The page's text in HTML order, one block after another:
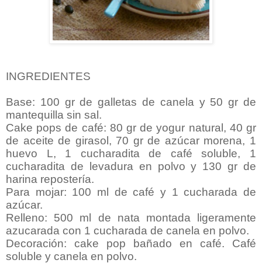
INGREDIENTES
Base: 100 gr de galletas de canela y 50 gr de
mantequilla sin sal.
Cake pops de café: 80 gr de yogur natural, 40 gr
de aceite de girasol, 70 gr de azúcar morena, 1
huevo L, 1 cucharadita de café soluble, 1
cucharadita de levadura en polvo y 130 gr de
harina repostería.
Para mojar: 100 ml de café y 1 cucharada de
azúcar.
Relleno: 500 ml de nata montada ligeramente
azucarada con 1 cucharada de canela en polvo.
Decoración: cake pop bañado en café. Café
soluble y canela en polvo.